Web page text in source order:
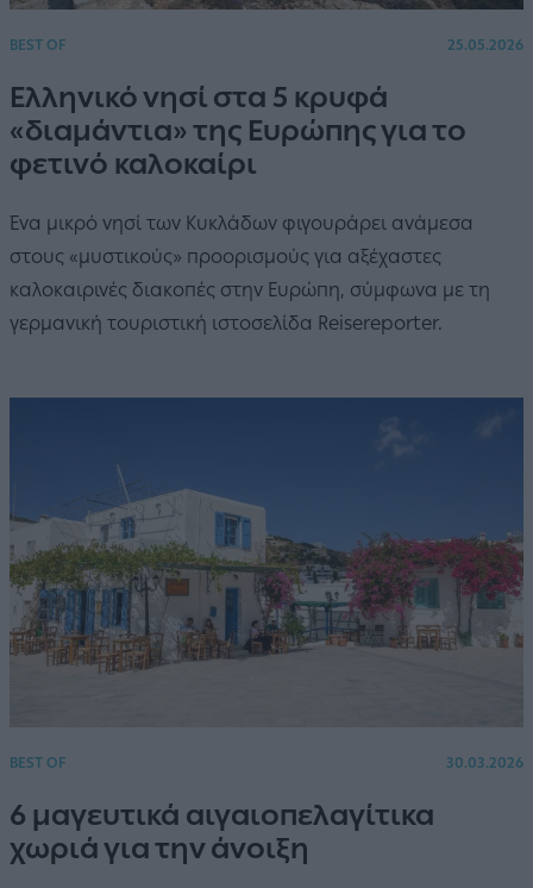
BEST OF 25.05.2026
Ελληνικό νησί στα 5 κρυφά
«διαμάντια» της Ευρώπης για το
φετινό καλοκαίρι
Ένα μικρό νησί των Κυκλάδων φιγουράρει ανάμεσα
στους «μυστικούς» προορισμούς για αξέχαστες
καλοκαιρινές διακοπές στην Ευρώπη, σύμφωνα με τη
γερμανική τουριστική ιστοσελίδα Reisereporter.
BEST OF 30.03.2026
6 μαγευτικά αιγαιοπελαγίτικα
χωριά για την άνοιξη